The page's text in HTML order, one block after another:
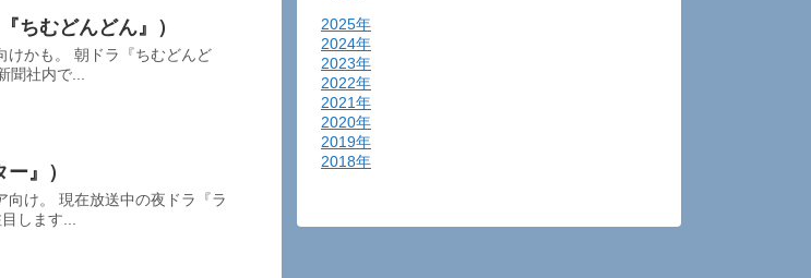
ちむどんどん』）
けかも。 朝ドラ『ちむどんど
聞社内で...
』）
向け。 現在放送中の夜ドラ『ラ
します...
2025年
2024年
2023年
2022年
2021年
2020年
2019年
2018年